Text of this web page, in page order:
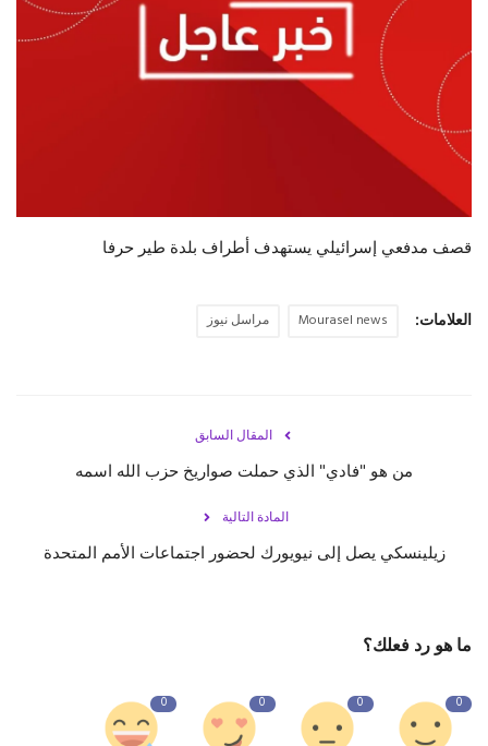
حياة
قصف مدفعي إسرائيلي يستهدف أطراف بلدة طير حرفا
العلامات: Mourasel news مراسل نيوز
المقال السابق
من هو "فادي" الذي حملت صواريخ حزب الله اسمه
المادة التالية
زيلينسكي يصل إلى نيويورك لحضور اجتماعات الأمم المتحدة
ما هو رد فعلك؟
0
0
0
0